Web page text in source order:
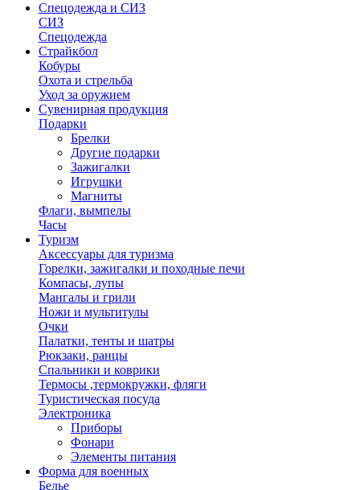
Спецодежда и СИЗ
СИЗ
Спецодежда
Страйкбол
Кобуры
Охота и стрельба
Уход за оружием
Сувенирная продукция
Подарки
Брелки
Другие подарки
Зажигалки
Игрушки
Магниты
Флаги, вымпелы
Часы
Туризм
Аксессуары для туризма
Горелки, зажигалки и походные печи
Компасы, лупы
Мангалы и грили
Ножи и мультитулы
Очки
Палатки, тенты и шатры
Рюкзаки, ранцы
Спальники и коврики
Термосы ,термокружки, фляги
Туристическая посуда
Электроника
Приборы
Фонари
Элементы питания
Форма для военных
Белье